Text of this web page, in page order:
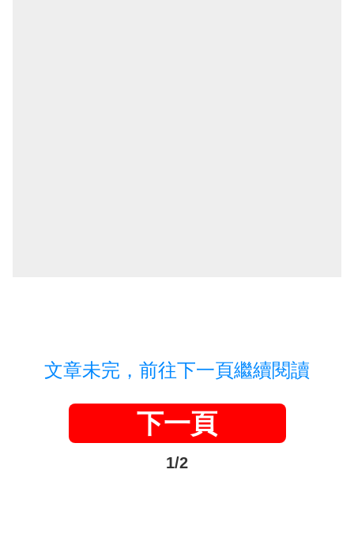
文章未完，前往下一頁繼續閱讀
下一頁
1/2